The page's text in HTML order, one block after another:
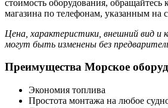
стоимость оборудования,
магазина по телефонам, указанным на
Цена, характеристики, внешний вид и
могут быть изменены без
Преимущества Морское
Экономия топлива
Простота монтажа на любое